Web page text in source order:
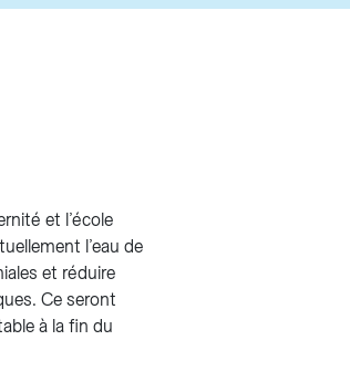
et l’école
l’eau de
et réduire
Ce seront
à la fin du